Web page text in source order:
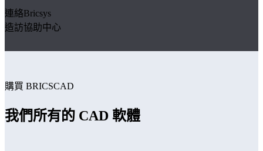
連絡Bricsys
造訪協助中心
購買 BRICSCAD
我們所有的 CAD 軟體